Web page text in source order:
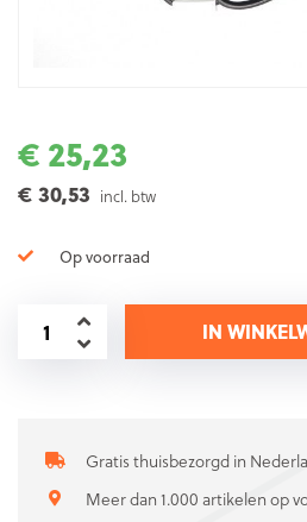
€ 25,23
€ 30,53 incl. btw
Op voorraad
IN
Gratis thuisbezorgd in
Meer dan 1.000 artikelen op